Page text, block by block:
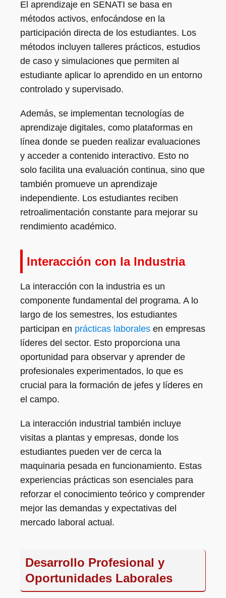
El aprendizaje en SENATI se basa en
métodos activos, enfocándose en la
participación directa de los estudiantes. Los
métodos incluyen talleres prácticos, estudios
de caso y simulaciones que permiten al
estudiante aplicar lo aprendido en un entorno
controlado y supervisado.
Además, se implementan tecnologías de
aprendizaje digitales, como plataformas en
línea donde se pueden realizar evaluaciones
y acceder a contenido interactivo. Esto no
solo facilita una evaluación continua, sino que
también promueve un aprendizaje
independiente. Los estudiantes reciben
retroalimentación constante para mejorar su
rendimiento académico.
Interacción con la Industria
La interacción con la industria es un
componente fundamental del programa. A lo
largo de los semestres, los estudiantes
participan en prácticas laborales en empresas
líderes del sector. Esto proporciona una
oportunidad para observar y aprender de
profesionales experimentados, lo que es
crucial para la formación de jefes y líderes en
el campo.
La interacción industrial también incluye
visitas a plantas y empresas, donde los
estudiantes pueden ver de cerca la
maquinaria pesada en funcionamiento. Estas
experiencias prácticas son esenciales para
reforzar el conocimiento teórico y comprender
mejor las demandas y expectativas del
mercado laboral actual.
Desarrollo Profesional y
Oportunidades Laborales